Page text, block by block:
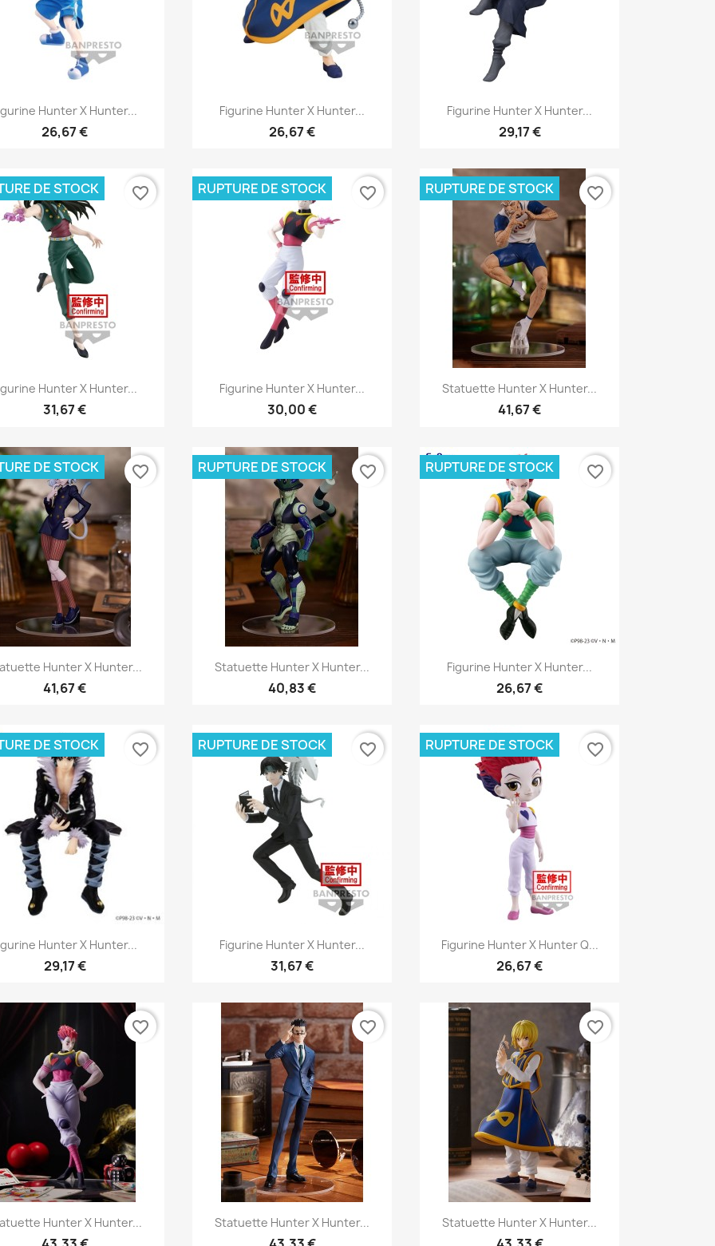
Aperçu rapide
Hunter X Hunter...
26,67 €
Aperçu rapide
Figurine Hunter X Hunter...
26,67 €
Aperçu rapide
Figurine Hunter X Hunter...
29,17 €
Aperçu rapide
Hunter X Hunter...
31,67 €
DE STOCK favorite_border
Aperçu rapide
Figurine Hunter X Hunter...
30,00 €
RUPTURE DE STOCK favorite_border
Aperçu rapide
Statuette Hunter X Hunter...
41,67 €
RUPTURE DE STOCK favorite_border
Aperçu rapide
Hunter X Hunter...
41,67 €
DE STOCK favorite_border
Aperçu rapide
Statuette Hunter X Hunter...
40,83 €
RUPTURE DE STOCK favorite_border
Aperçu rapide
Figurine Hunter X Hunter...
26,67 €
RUPTURE DE STOCK favorite_border
Aperçu rapide
Hunter X Hunter...
29,17 €
DE STOCK favorite_border
Aperçu rapide
Figurine Hunter X Hunter...
31,67 €
RUPTURE DE STOCK favorite_border
Aperçu rapide
Figurine Hunter X Hunter Q...
26,67 €
RUPTURE DE STOCK favorite_border
Aperçu rapide
Hunter X Hunter...
favorite_border
Aperçu rapide
Statuette Hunter X Hunter...
favorite_border
Aperçu rapide
Statuette Hunter X Hunter...
favorite_border